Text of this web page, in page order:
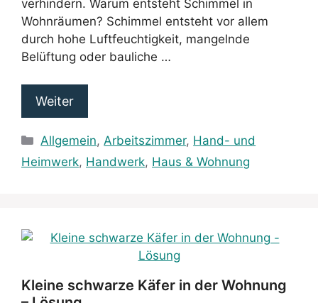
verhindern. Warum entsteht Schimmel in
Wohnräumen? Schimmel entsteht vor allem
durch hohe Luftfeuchtigkeit, mangelnde
Belüftung oder bauliche …
Weiter
Kategorien
Allgemein, Arbeitszimmer, Hand- und
Heimwerk, Handwerk, Haus & Wohnung
Kleine schwarze Käfer in der Wohnung